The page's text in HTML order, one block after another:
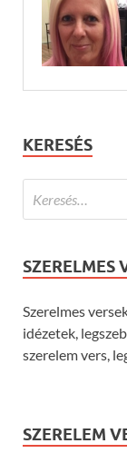
KERESÉS
SZERELMES
Szerelmes
idézetek,
szerelem vers,
SZERELEM